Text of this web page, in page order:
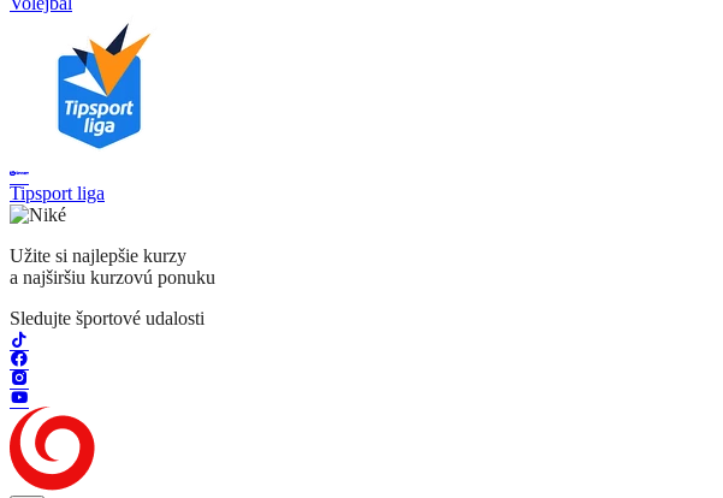
Tipsport liga
Užite si najlepšie kurzy
a najširšiu kurzovú ponuku
Sledujte športové udalosti